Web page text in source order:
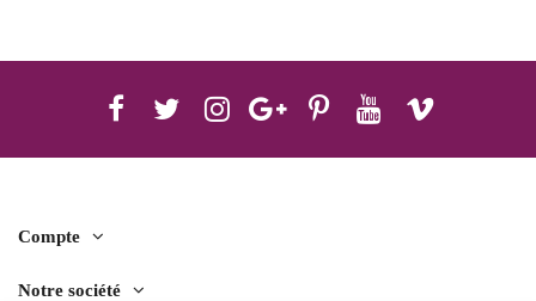
Compte
Notre société